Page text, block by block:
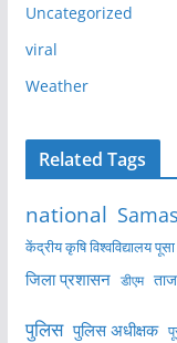
Uncategorized
viral
Weather
Related Tags
national
केंद्रीय कृषि विश्वविद्यालय पूसा
जिला प्रशासन डीएम
पुलिस पुलिस अधीक्षक